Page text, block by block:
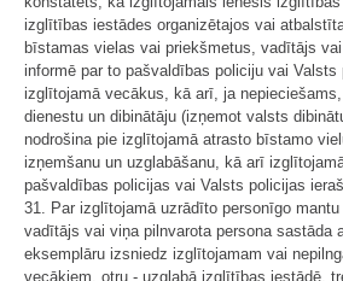
izglītības iestādes organizētajos vai
bīstamas vielas vai priekšmetus, vadītājs
informē par to pašvaldības policiju vai Valsts
izglītojamā vecākus, kā arī, ja
dienestu un dibinātāju (izņemot valsts
nodrošina pie izglītojamā atrasto bīstamo
izņemšanu un uzglabāšanu, kā arī
pašvaldības policijas vai Valsts policijas
31. Par izglītojamā uzrādīto personīgo
vadītājs vai viņa pilnvarota persona sastāda
eksemplāru izsniedz izglītojamam vai
vecākiem, otru - uzglabā izglītības iestādē,